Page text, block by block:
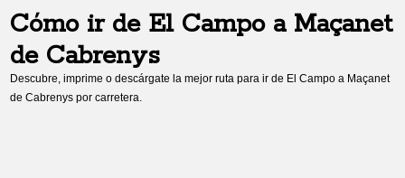
Cómo ir de El Campoa Maçanet
de Cabrenys
Descubre, imprime o descárgate la mejor ruta para ir de El Campo a Maçanet
de Cabrenys por carretera.